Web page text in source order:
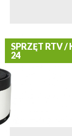
SPRZĘT RTV
24